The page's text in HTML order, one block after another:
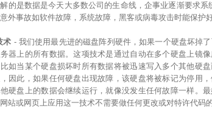
的是数据是今天大多数公司的生命线，企事业逐渐要求
外事故如软件故障，系统故障，黑客或病毒攻击时能保护
术 - 我们使用最先进的磁盘阵列硬件，如果一个硬盘坏掉
器上的所有数据。这项技术是通过自动在多个硬盘上镜
如当某个硬盘损坏时所有数据将被迅速写入多个其他硬
因此，如果任何硬盘出现故障，该硬盘将被标记为停用
硬盘上的数据会继续运行，就像没发生任何故障一样。
站或网页上应用这一技术不需要做任何更改或对特许代码的